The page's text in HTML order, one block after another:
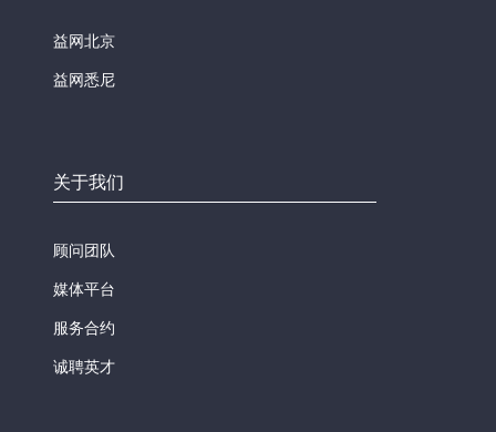
益网北京
益网悉尼
关于我们
顾问团队
媒体平台
服务合约
诚聘英才